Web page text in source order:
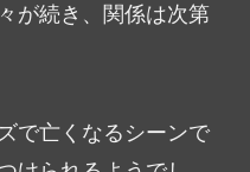
が続き、関係は次第
で亡くなるシーンで